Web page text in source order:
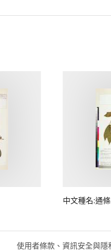
中文種名:通
使用者條款、資訊安全與隱